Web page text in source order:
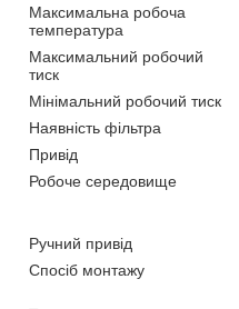
Максимальна робоча
температура
Максимальний робочий
тиск
Мінімальний робочий тиск
Наявність фільтра
Привід
Робоче середовище
Ручний привід
Спосіб монтажу